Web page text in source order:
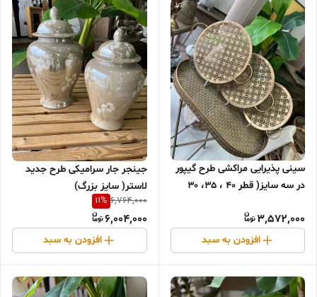
سینی پذیرایی مراکشی طرح گیپور
در سه سایز( قطر ۴۰ ، ۳۵، ۳۰
3,572,000
افزودن به سبد
جینجر جار سرامیکی طرح جدید
لاستر( سایز بزرگ)
6,764,000
11%
6,004,000
افزودن به سبد